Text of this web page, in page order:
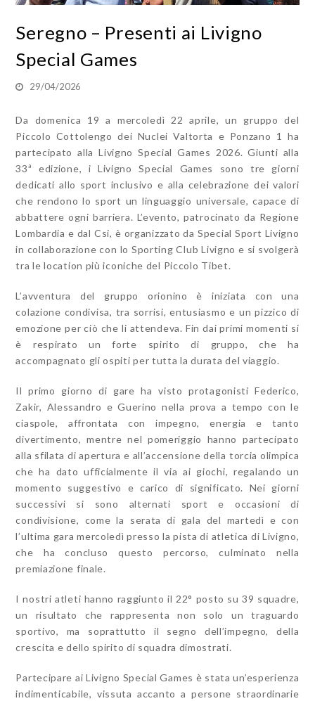
Seregno – Presenti ai Livigno
Special Games
29/04/2026
Da domenica 19 a mercoledì 22 aprile, un gruppo del
Piccolo Cottolengo dei Nuclei Valtorta e Ponzano 1 ha
partecipato alla Livigno Special Games 2026. Giunti alla
33ª edizione, i Livigno Special Games sono tre giorni
dedicati allo sport inclusivo e alla celebrazione dei valori
che rendono lo sport un linguaggio universale, capace di
abbattere ogni barriera. L’evento, patrocinato da Regione
Lombardia e dal Csi, è organizzato da Special Sport Livigno
in collaborazione con lo Sporting Club Livigno e si svolgerà
tra le location più iconiche del Piccolo Tibet.
L’avventura del gruppo orionino è iniziata con una
colazione condivisa, tra sorrisi, entusiasmo e un pizzico di
emozione per ciò che li attendeva. Fin dai primi momenti si
è respirato un forte spirito di gruppo, che ha
accompagnato gli ospiti per tutta la durata del viaggio.
Il primo giorno di gare ha visto protagonisti Federico,
Zakir, Alessandro e Guerino nella prova a tempo con le
ciaspole, affrontata con impegno, energia e tanto
divertimento, mentre nel pomeriggio hanno partecipato
alla sfilata di apertura e all’accensione della torcia olimpica
che ha dato ufficialmente il via ai giochi, regalando un
momento suggestivo e carico di significato. Nei giorni
successivi si sono alternati sport e occasioni di
condivisione, come la serata di gala del martedì e con
l’ultima gara mercoledì presso la pista di atletica di Livigno,
che ha concluso questo percorso, culminato nella
premiazione finale.
I nostri atleti hanno raggiunto il 22° posto su 39 squadre,
un risultato che rappresenta non solo un traguardo
sportivo, ma soprattutto il segno dell’impegno, della
crescita e dello spirito di squadra dimostrati.
Partecipare ai Livigno Special Games è stata un’esperienza
indimenticabile, vissuta accanto a persone straordinarie